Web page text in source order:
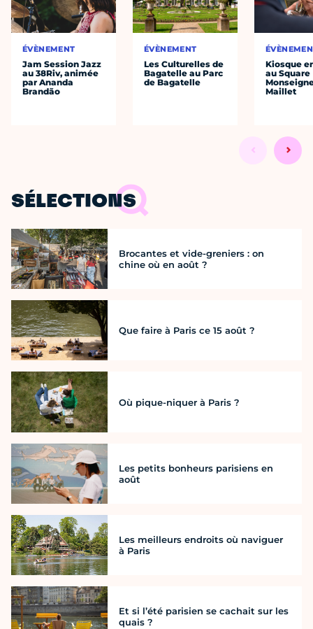
ÉVÈNEMENT
Jam Session Jazz
au 38Riv, animée
par Ananda
Brandão
ÉVÈNEMENT
Les Culturelles de
Bagatelle au Parc
de Bagatelle
Kiosque
au Square
Maillet
SÉLECTIONS
Brocantes et vide-greniers : on
chine où en août ?
Que faire à Paris ce 15 août ?
Où pique-niquer à Paris ?
Les petits bonheurs parisiens en
août
Les meilleurs endroits où naviguer
à Paris
Et si l’été parisien se cachait sur les
quais ?